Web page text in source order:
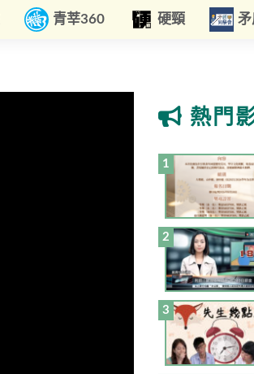
青莘360 硬頸 矛
熱門